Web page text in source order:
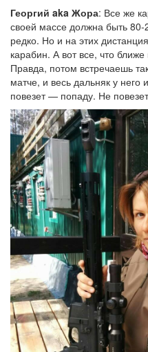
Георгий aka Жора: Все же
своей массе должна быть
редко. Но и на этих
карабин. А вот все, что
Правда, потом встречаешь
матче, и весь дальняк у него
повезет — попаду. Не